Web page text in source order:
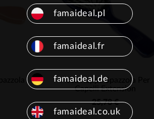
Acca Kappa Spazzola Per
Capelli Extension
25,78 €
famaideal.pl
famaideal.fr
famaideal.de
famaideal.co.uk